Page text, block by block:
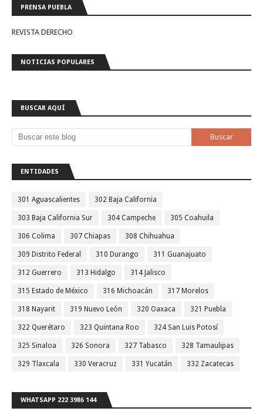
PRENSA PUEBLA
REVISTA DERECHO
NOTICIAS POPULARES
BUSCAR AQUÍ
ENTIDADES
301 Aguascalientes 302 Baja California
303 Baja California Sur 304 Campeche 305 Coahuila
306 Colima 307 Chiapas 308 Chihuahua
309 Distrito Federal 310 Durango 311 Guanajuato
312 Guerrero 313 Hidalgo 314 Jalisco
315 Estado de México 316 Michoacán 317 Morelos
318 Nayarit 319 Nuevo León 320 Oaxaca 321 Puebla
322 Querétaro 323 Quintana Roo 324 San Luis Potosí
325 Sinaloa 326 Sonora 327 Tabasco 328 Tamaulipas
329 Tlaxcala 330 Veracruz 331 Yucatán 332 Zacatecas
WHATSAPP 222 3986 144